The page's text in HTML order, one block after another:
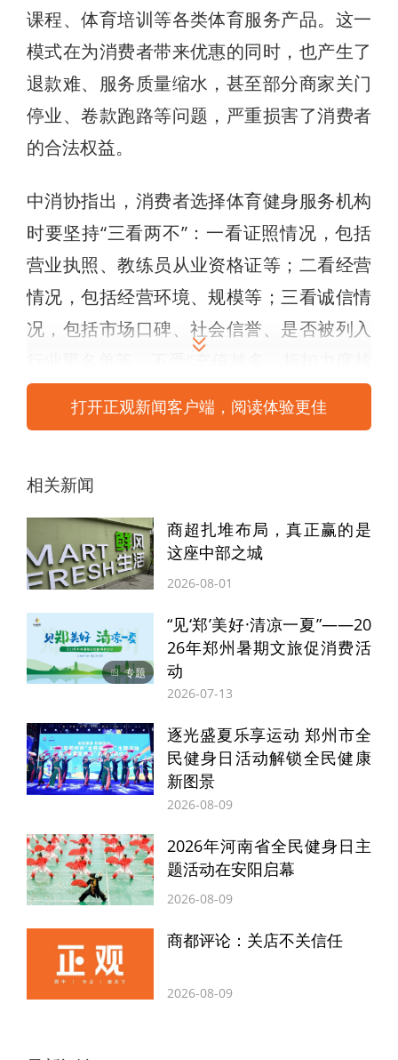
课程、体育培训等各类体育服务产品。这一
模式在为消费者带来优惠的同时，也产生了
退款难、服务质量缩水，甚至部分商家关门
停业、卷款跑路等问题，严重损害了消费者
的合法权益。
中消协指出，消费者选择体育健身服务机构
时要坚持“三看两不”：一看证照情况，包括
营业执照、教练员从业资格证等；二看经营
情况，包括经营环境、规模等；三看诚信情
况，包括市场口碑、社会信誉、是否被列入
行业黑名单等。不受“充值越多，折扣力度越
大”的营销手段诱惑盲目大额充值，不办理
“终身卡”“五年卡”等超长期预付卡。
传统预付式消费难以有效隔离资金与风险，
意卷款跑路等现象时有发生。预付式消费领
域新出现的“职业闭店人”“背债人协助逃债”等
难。为解决预付式消费资金安全风险问题，
上海、江苏、济南、合肥等多个省市引入服
务信托模式为预付式资金筑牢安全屏障。
所谓预付类资金服务信托，就是充分发挥信
托“财产独立、风险隔离”的核心制度优势，
内，由信托公司负责监管，消费一笔、划款
一笔、商家收款一笔，真正实现“消费未发
店停业、破产清算等情况，信托公司将退还
消费者的剩余预付式资金，最大限度降低经
打开正观新闻客户端，阅读体验更佳
相关新闻
商超扎堆布局，真正赢的是
这座中部之城
2026-08-01
专题
“见‘郑’美好·清凉一夏”——20
26年郑州暑期文旅促消费活
动
2026-07-13
逐光盛夏乐享运动 郑州市全
民健身日活动解锁全民健康
新图景
2026-08-09
2026年河南省全民健身日主
题活动在安阳启幕
2026-08-09
商都评论：关店不关信任
2026-08-09